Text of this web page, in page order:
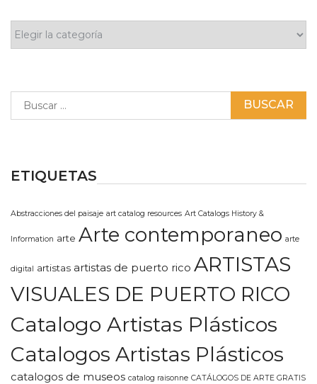
ETIQUETAS
Abstracciones del paisaje art catalog resources Art Catalogs History &
Information arte Arte contemporaneo arte
digital artistas artistas de puerto rico ARTISTAS
VISUALES DE PUERTO RICO
Catalogo Artistas Plásticos
Catalogos Artistas Plásticos
catalogos de museos catalog raisonne CATÁLOGOS DE ARTE GRATIS